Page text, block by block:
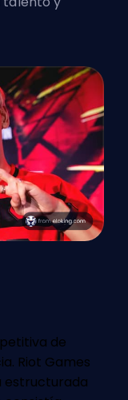
de
Riot Games
estructurada